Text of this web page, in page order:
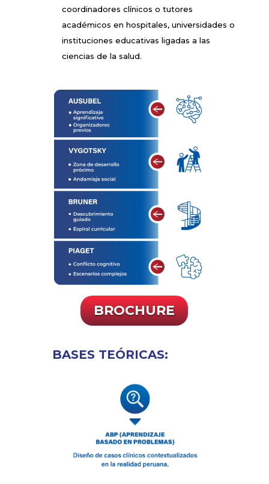
coordinadores clínicos o tutores
académicos en hospitales, universidades o
instituciones educativas ligadas a las
ciencias de la salud.
BROCHURE
BASES TEÓRICAS: